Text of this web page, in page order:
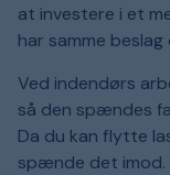
at investere i et
har samme
Ved indendørs
så den spændes
Da du kan flytte
spænde det imod.